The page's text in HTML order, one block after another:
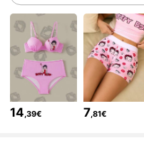
4,82 53K Follower
4,82 53K Follower
4,82 53K Follower
14,39€ 7,81€